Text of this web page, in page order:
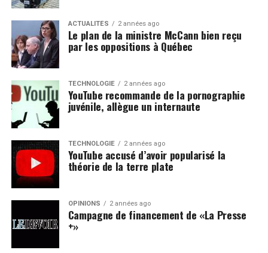
ACTUALITÉS 2 années ago
Le plan de la ministre McCann bien reçu
par les oppositions à Québec
TECHNOLOGIE 2 années ago
YouTube recommande de la pornographie
juvénile, allègue un internaute
TECHNOLOGIE 2 années ago
YouTube accusé d’avoir popularisé la
théorie de la terre plate
OPINIONS 2 années ago
Campagne de financement de «La Presse
+»